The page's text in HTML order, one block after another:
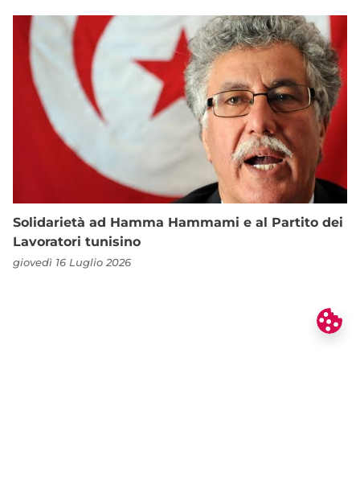
Solidarietà ad Hamma Hammami e al Partito dei
Lavoratori tunisino
giovedì 16 Luglio 2026